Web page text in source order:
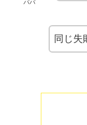
パパ
同じ失